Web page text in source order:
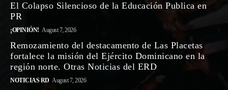
El Colapso Silencioso de la Educación Publica en
PR
¡OPINIÓN! August 7, 2026
Remozamiento del destacamento de Las Placetas
fortalece la misión del Ejército Dominicano en la
región norte. Otras Noticias del ERD
NOTICIAS RD August 7, 2026